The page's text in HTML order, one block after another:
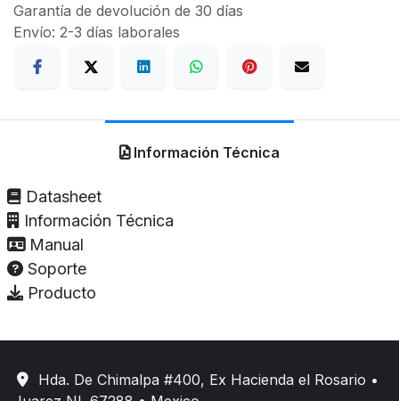
Garantía de devolución de 30 días
Envío: 2-3 días laborales
Información Técnica
Datasheet
Información Técnica
Manual
Soporte
Producto
Hda. De Chimalpa #400, Ex Hacienda el Rosario •